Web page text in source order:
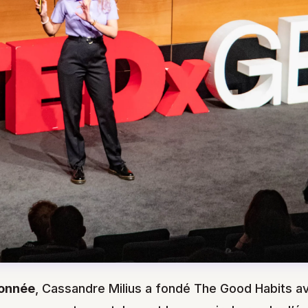
, Cassandre Milius a fondé The Good Habits